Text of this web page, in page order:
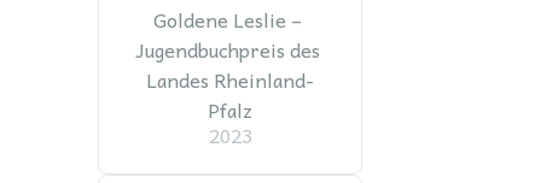
Goldene Leslie –
Jugendbuchpreis des
Landes Rheinland-
Pfalz
2023